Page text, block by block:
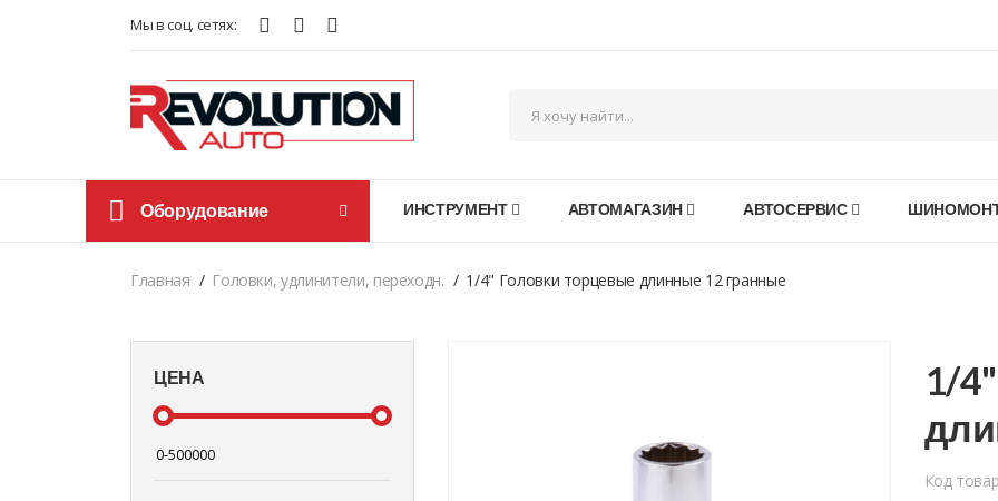
Мы в соц. сетях:
Оборудование ИНСТРУМЕНТ АВТОМАГАЗИН АВТОСЕРВИС
Главная Головки, удлинители, переходн. 1/4" Головки торцевые длинные 12 гранные
ЦЕНА
1/
Код